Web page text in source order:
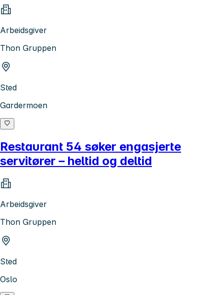
Arbeidsgiver
Thon Gruppen
Sted
Gardermoen
Restaurant 54 søker engasjerte
servitører – heltid og deltid
Arbeidsgiver
Thon Gruppen
Sted
Oslo